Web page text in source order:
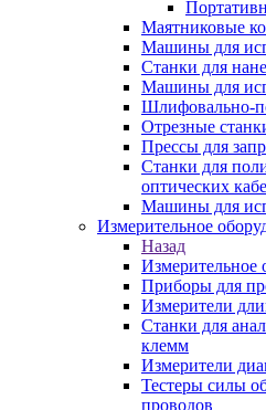
Маятниковые
Машины для
Станки для
Машины для
Шлифовально-
Отрезные
Прессы для
Станки для
оптических
Машины для
Измерительное
Назад
Измерительное
Приборы для
Измерители
Станки для
клемм
Измерители
Тестеры силы
проводов